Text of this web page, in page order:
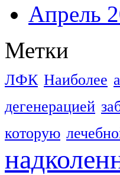
Апрель
Метки
ЛФК Наиболее
дегенерацией
которую